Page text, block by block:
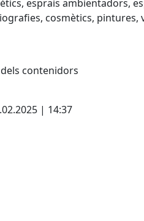
esprais ambientadors,
cosmètics, pintures,
contenidors
| 14:37